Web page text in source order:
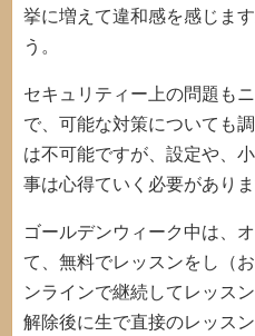
挙に増えて違和感を感じま
う。
セキュリティー上の問題も
で、可能な対策についても
は不可能ですが、設定や、
事は心得ていく必要がありま
ゴールデンウィーク中は、
て、無料でレッスンをし（
ンラインで継続してレッス
解除後に生で直接のレッス